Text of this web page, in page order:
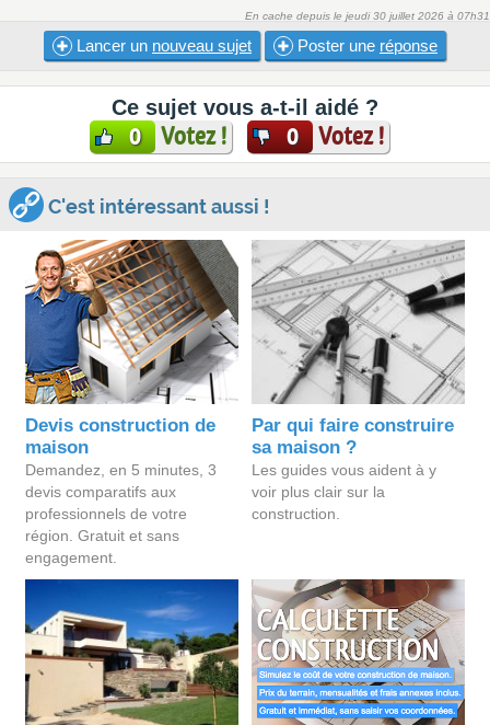
En cache depuis le jeudi 30 juillet 2026 à 07h31
Lancer un nouveau sujet Poster une réponse
Ce sujet vous a-t-il aidé ?
0 Votez ! 0 Votez !
C'est intéressant aussi !
Devis construction de
maison
Demandez, en 5 minutes, 3
devis comparatifs aux
professionnels de votre
région. Gratuit et sans
engagement.
Par qui faire construire
sa maison ?
Les guides vous aident à y
voir plus clair sur la
construction.